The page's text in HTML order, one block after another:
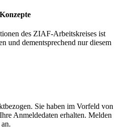
des ZIAF-Arbeitskreises ist
und dementsprechend nur diesem
Sie haben im Vorfeld von
Anmeldedaten erhalten. Melden